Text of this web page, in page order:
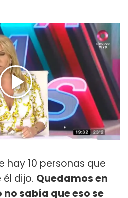
hay 10 personas que
dijo. Quedamos en
sabía que eso se